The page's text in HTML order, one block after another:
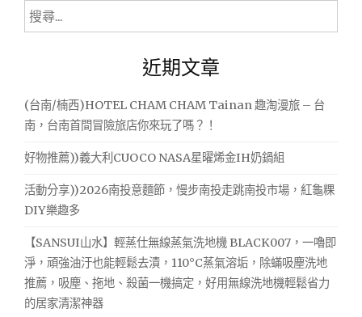
搜
尋
近期文章
(台南/楠西)HOTEL CHAM CHAM Tainan 趣淘漫旅 – 台
南，台南首間冒險旅店你來玩了嗎？！
好物推薦))義大利CUOCO NASA星曜烯金IH奶鍋組
活動分享))2026南投意麵節，慢步南投走跳南投市場，紅龜粿
DIY樂趣多
【SANSUI山水】輕蒸仕無線蒸氣洗地機 BLACK007，一嚕即
淨，頑強油汙也能輕鬆去漬，110°C蒸氣溶垢，除蟎吸塵洗地
推薦，吸塵、拖地、殺菌一機搞定，好用無線洗地機輕鬆省力
的居家清潔神器